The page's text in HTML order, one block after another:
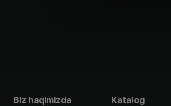
Biz haqimizda Katalog